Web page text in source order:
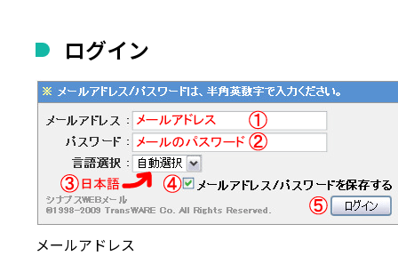
ログイン
メールアドレス